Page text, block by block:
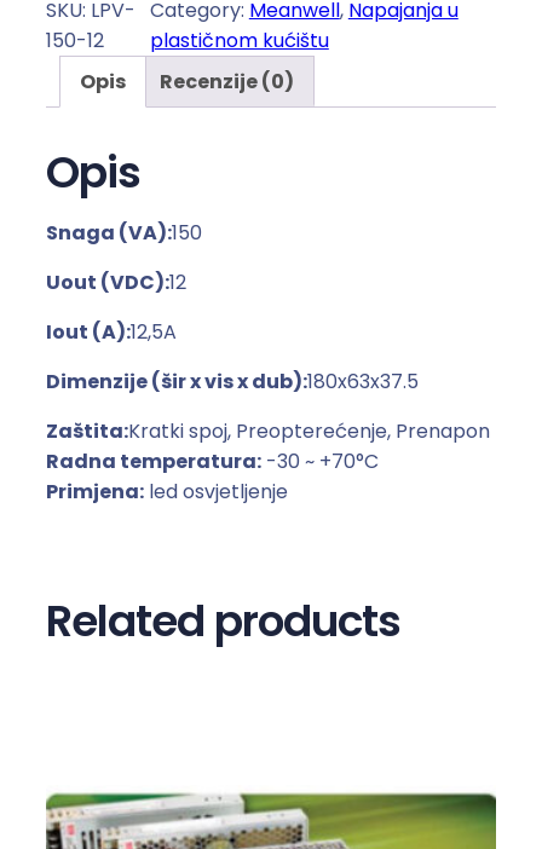
a
e
p
l
s
i
č
n
o
ć
P
V
SKU: LPV-
150-12
Category: Meanwell, Napajanja u
plastičnom kućištu
Opis
Recenzije (0)
Opis
Snaga (VA):150
Uout (VDC):12
Iout (A):12,5A
Dimenzije (šir x vis x dub):180x63x37.5
Zaštita:Kratki spoj, Preopterećenje, Prenapon
Radna temperatura: -30 ~ +70°C
Primjena: led osvjetljenje
Related products